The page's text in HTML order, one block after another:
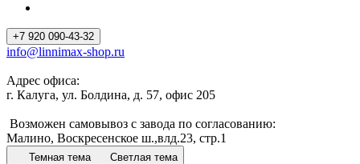
+7 920 090-43-32
info@linnimax-shop.ru
Адрес офиса:
г. Калуга, ул. Болдина, д. 57, офис 205
Возможен самовывоз с завода по согласованию:
Малино, Воскресенское ш.,влд.23, стр.1
Темная тема Светлая тема